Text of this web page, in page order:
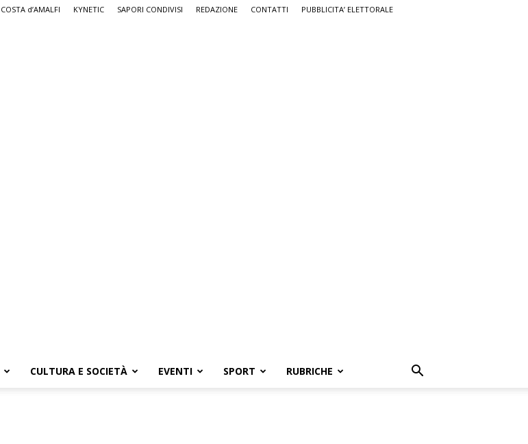
COSTA d’AMALFI KYNETIC SAPORI CONDIVISI REDAZIONE CONTATTI PUBBLICITA’ ELETTORALE
CULTURA E SOCIETÀ EVENTI SPORT RUBRICHE